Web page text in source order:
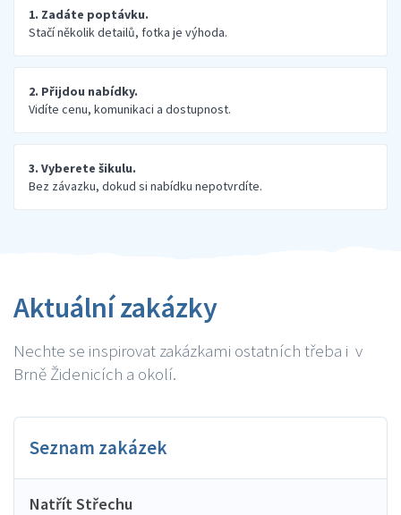
1. Zadáte poptávku.
Stačí několik detailů, fotka je výhoda.
2. Přijdou nabídky.
Vidíte cenu, komunikaci a dostupnost.
3. Vyberete šikulu.
Bez závazku, dokud si nabídku nepotvrdíte.
Aktuální zakázky
Nechte se inspirovat zakázkami ostatních třeba i v
Brně Židenicích a okolí.
Seznam zakázek
Natřít Střechu